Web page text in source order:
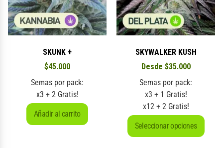
SKUNK +
$45.000
Semas por pack:
x3 + 2 Gratis!
Añadir al carrito
SKYWALKER KUSH
Desde $35.000
Semas por pack:
x3 + 1 Gratis!
x12 + 2 Gratis!
Seleccionar opciones